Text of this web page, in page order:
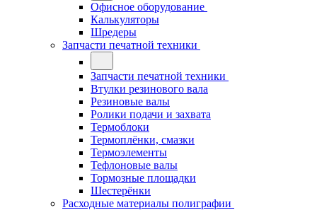
Офисное оборудование
Калькуляторы
Шредеры
Запчасти печатной техники
Запчасти печатной техники
Втулки резинового вала
Резиновые валы
Ролики подачи и захвата
Термоблоки
Термоплёнки, смазки
Термоэлементы
Тефлоновые валы
Тормозные площадки
Шестерёнки
Расходные материалы полиграфии